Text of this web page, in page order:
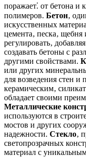
поражает⁚ от бетона
полимеров. Бетон‚
искусственных
цемента‚ песка‚
регулировать‚
создавать бетоны с
другими свойствами.
или других
для возведения стен
керамическим‚
обладает своими
Металлические
используются в
мостов и других
надежности. Стекло‚
светопрозрачных
материал с